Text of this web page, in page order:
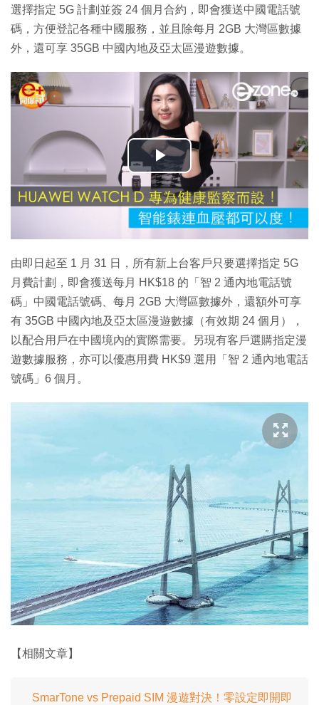
選擇指定 5G 計劃並簽 24 個月合約，即會獲送中國電話號
碼，方便登記各種中國服務，並且除每月 2GB 大灣區數據
外，還可享 35GB 中國內地及亞太區漫遊數據。
播
放
影
片
由即日起至 1 月 31 日，所有新上台客戶只要選擇指定 5G
月費計劃，即會獲送每月 HK$18 的「智 2 通內地電話號
碼」中國電話號碼、每月 2GB 大灣區數據外，還額外可享
有 35GB 中國內地及亞太區漫遊數據（有效期 24 個月），
以配合用戶在中國境內的實際需要。另現有客戶選購指定漫
遊數據服務，亦可以優惠用費 HK$9 選用「智 2 通內地電話
號碼」6 個月。
【相關文章】
SmarTone vs Prepaid SIM 漫遊對決！零設定即開即